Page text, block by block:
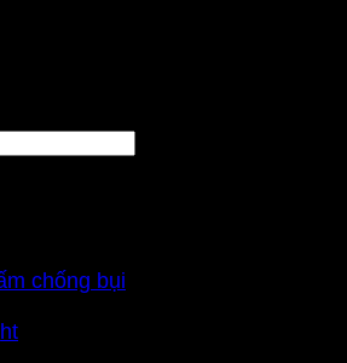
chống bụi